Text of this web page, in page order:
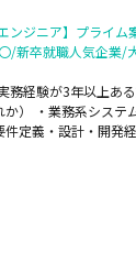
ンジニア】プライ
/新卒就職人気企業/
務経験が3年以上あ
） ・業務系システ
定義・設計・開発